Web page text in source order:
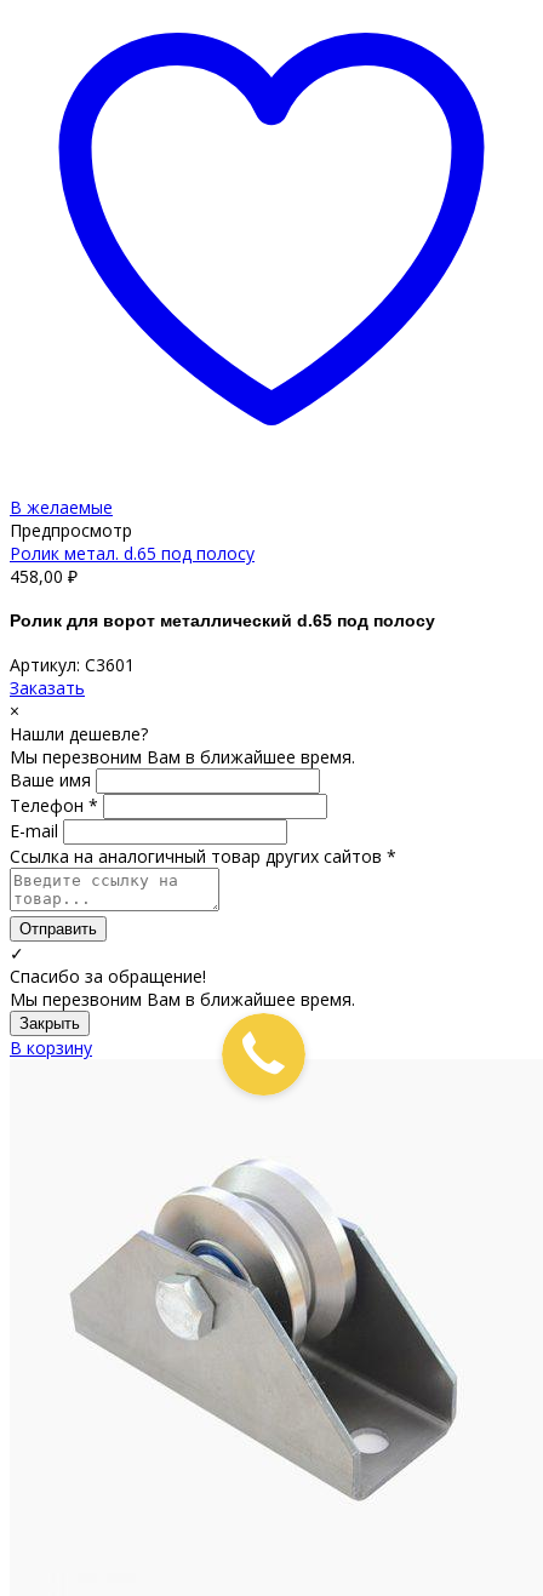
В желаемые
Предпросмотр
Ролик метал. d.65 под полосу
458,00 ₽
Ролик для ворот металлический d.65 под полосу
Артикул: С3601
Заказать
×
Нашли дешевле?
Мы перезвоним Вам в ближайшее время.
Ваше имя
Телефон *
E-mail
Ссылка на аналогичный товар других сайтов *
Отправить
✓
Спасибо за обращение!
Мы перезвоним Вам в ближайшее время.
Закрыть
В корзину